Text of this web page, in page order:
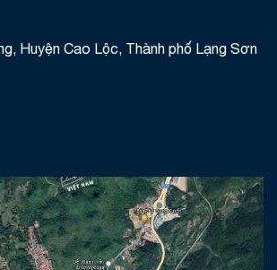
Huyện Cao Lộc, Thành phố Lạng Sơn